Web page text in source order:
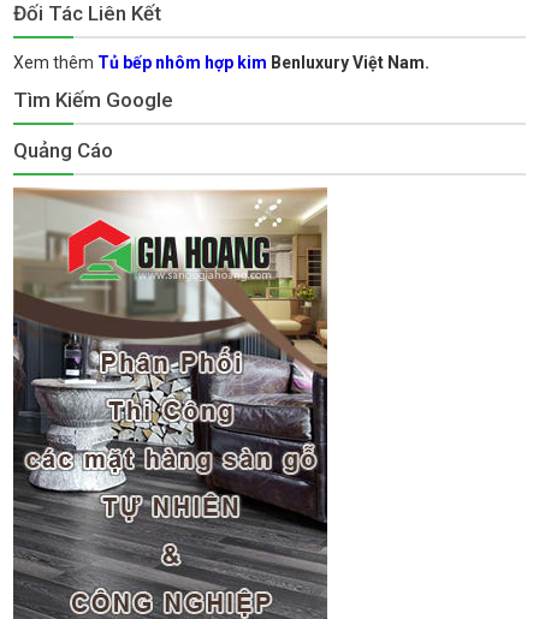
Đối Tác Liên Kết
Xem thêm Tủ bếp nhôm hợp kim Benluxury Việt Nam.
Tìm Kiếm Google
Quảng Cáo